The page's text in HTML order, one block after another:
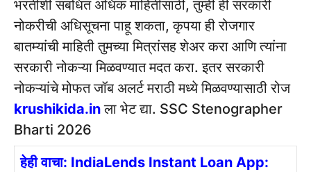
भरतीशी संबंधित अधिक माहितीसाठी, तुम्ही ही सरकारी
नोकरीची अधिसूचना पाहू शकता, कृपया ही रोजगार
बातम्यांची माहिती तुमच्या मित्रांसह शेअर करा आणि त्यांना
सरकारी नोकऱ्या मिळवण्यात मदत करा. इतर सरकारी
नोकऱ्यांचे मोफत जॉब अलर्ट मराठी मध्ये मिळवण्यासाठी रोज
krushikida.inला भेट द्या. SSC Stenographer
Bharti 2026
हेही वाचा: IndiaLends Instant Loan App: